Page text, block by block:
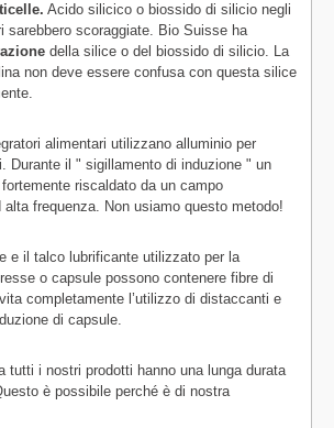
Acido silicico o biossido di silicio negli
sarebbero scoraggiate. Bio Suisse ha
della silice o del biossido di silicio. La
non deve essere confusa con questa silice
alimentari utilizzano alluminio per
Durante il " sigillamento di induzione " un
riscaldato da un campo
frequenza. Non usiamo questo metodo!
e il talco lubrificante utilizzato per la
o capsule possono contenere fibre di
completamente l’utilizzo di distaccanti e
di capsule.
tutti i nostri prodotti hanno una lunga durata
è possibile perché è di nostra